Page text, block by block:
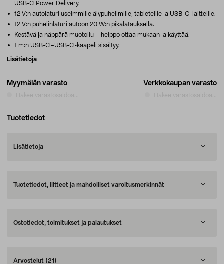
Myymälän varasto Verkkokaupan varasto
USB-C Power Delivery.
12 V:n autolaturi useimmille älypuhelimille, tableteille ja USB-C-laitteille.
12 V:n puhelinlaturi autoon 20 W:n pikalatauksella.
Kestävä ja näppärä muotoilu – helppo ottaa mukaan ja käyttää.
1 m:n USB-C–USB-C-kaapeli sisältyy.
Lisätietoja
Tuotetiedot
Lisätietoja
Tuotetiedot, liitteet ja mahdolliset varoitusmerkinnät
Ostotiedot, toimitukset ja palautukset
Arvostelut (21)